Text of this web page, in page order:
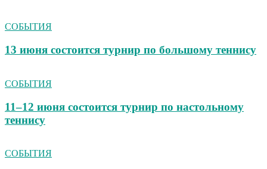
СОБЫТИЯ
13 июня состоится турнир по большому теннису
СОБЫТИЯ
11–12 июня состоится турнир по настольному
теннису
СОБЫТИЯ